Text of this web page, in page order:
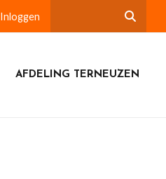
Inloggen
AFDELING TERNEUZEN